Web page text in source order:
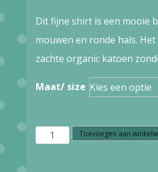
Dit fijne shirt is een mooie
mouwen en ronde hals.
zachte organic katoen
Maat/ size
S1.20
Toevoegen aan